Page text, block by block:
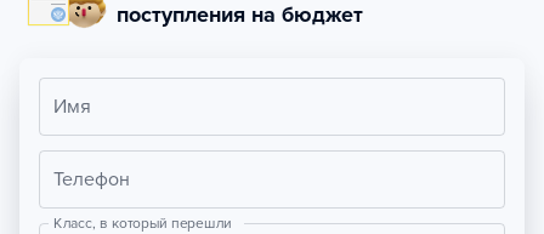
поступления на бюджет
Имя
Телефон
Класс, в который перешли